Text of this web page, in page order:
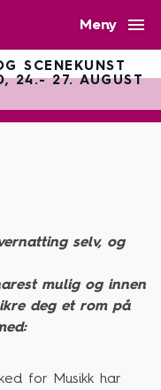
Meny 
SCENEKUNST
24.- 27. AUGUST
selv, og
mulig og innen
deg et rom på
for Musikk har